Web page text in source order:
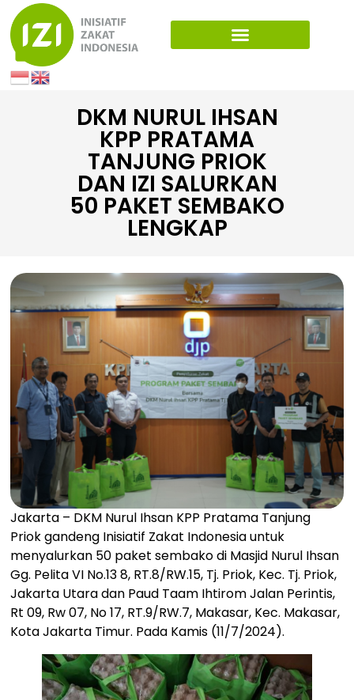
DKM NURUL IHSAN
KPP PRATAMA
TANJUNG PRIOK
DAN IZI SALURKAN
50 PAKET SEMBAKO
LENGKAP
Jakarta – DKM Nurul Ihsan KPP Pratama Tanjung
Priok gandeng Inisiatif Zakat Indonesia untuk
menyalurkan 50 paket sembako di Masjid Nurul Ihsan
Gg. Pelita VI No.13 8, RT.8/RW.15, Tj. Priok, Kec. Tj. Priok,
Jakarta Utara dan Paud Taam Ihtirom Jalan Perintis,
Rt 09, Rw 07, No 17, RT.9/RW.7, Makasar, Kec. Makasar,
Kota Jakarta Timur. Pada Kamis (11/7/2024).